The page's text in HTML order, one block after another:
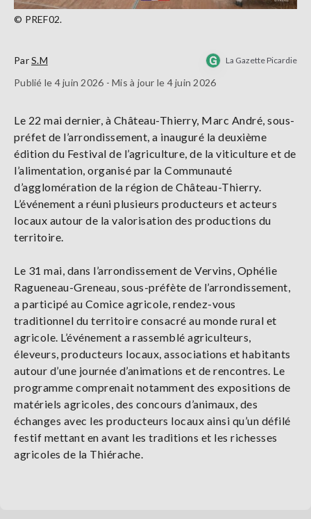
© PREF02.
ParS.M La Gazette Picardie
Publié le 4 juin 2026 - Mis à jour le 4 juin 2026
Le 22 mai dernier, à Château-Thierry, Marc André, sous-
préfet de l’arrondissement, a inauguré la deuxième
édition du Festival de l’agriculture, de la viticulture et de
l’alimentation, organisé par la Communauté
d’agglomération de la région de Château-Thierry.
L’événement a réuni plusieurs producteurs et acteurs
locaux autour de la valorisation des productions du
territoire.
Le 31 mai, dans l’arrondissement de Vervins, Ophélie
Ragueneau-Greneau, sous-préfète de l’arrondissement,
a participé au Comice agricole, rendez-vous
traditionnel du territoire consacré au monde rural et
agricole. L’événement a rassemblé agriculteurs,
éleveurs, producteurs locaux, associations et habitants
autour d’une journée d’animations et de rencontres. Le
programme comprenait notamment des expositions de
matériels agricoles, des concours d’animaux, des
échanges avec les producteurs locaux ainsi qu’un défilé
festif mettant en avant les traditions et les richesses
agricoles de la Thiérache.